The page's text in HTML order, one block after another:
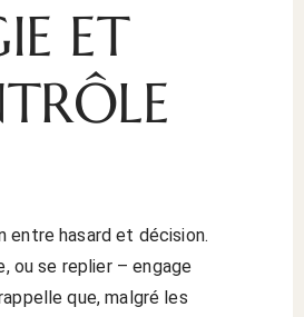
ET
entre hasard et décision.
ou se replier – engage
que, malgré les